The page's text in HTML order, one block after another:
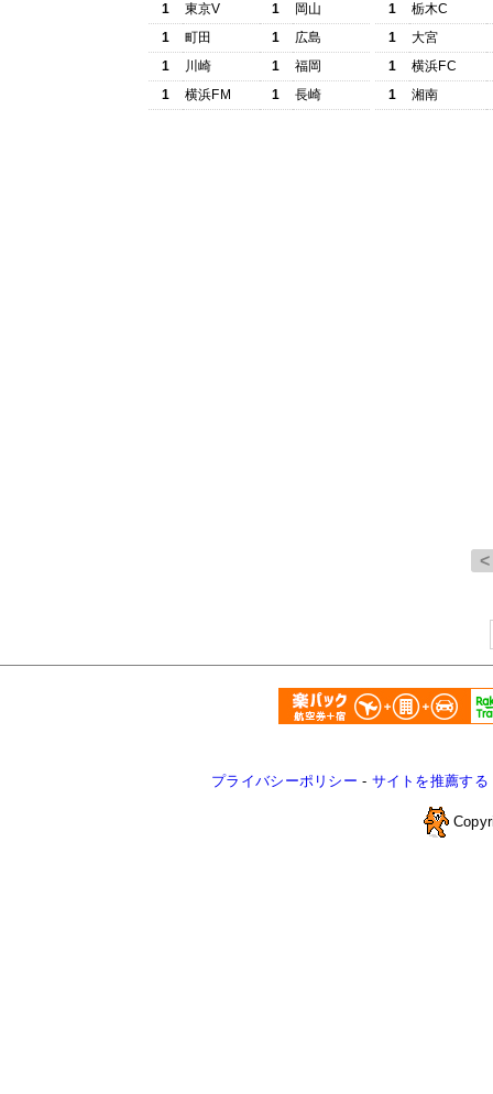
1
東京V 1
岡山
1
町田 1
広島
1
川崎 1
福岡
1
横浜FM 1 長崎
1
栃木C
1
大宮
1
横浜FC
1
湘南
プライバシーポリシー - サイトを推薦する